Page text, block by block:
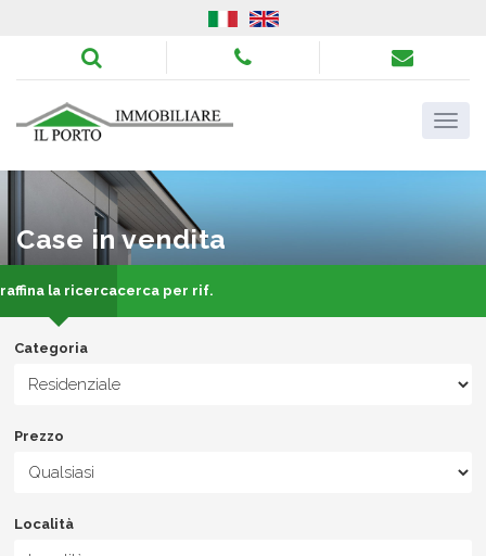
Case in vendita
raffina la ricercacerca per rif.
Categoria
Prezzo
Località